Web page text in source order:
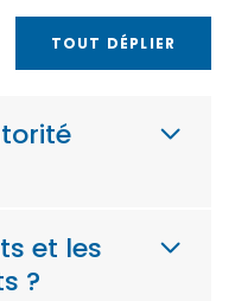
TOUT DÉPLIER
et les
?